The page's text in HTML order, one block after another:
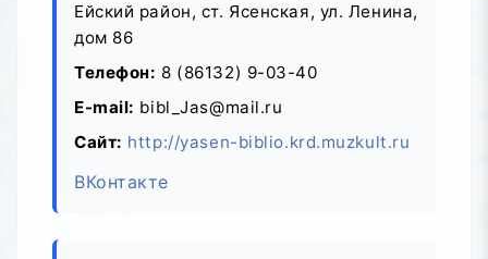
Ейский район, ст. Ясенская, ул. Ленина,
дом 86
Телефон: 8 (86132) 9-03-40
E-mail: bibl_Jas@mail.ru
Сайт: http://yasen-biblio.krd.muzkult.ru
ВКонтакте